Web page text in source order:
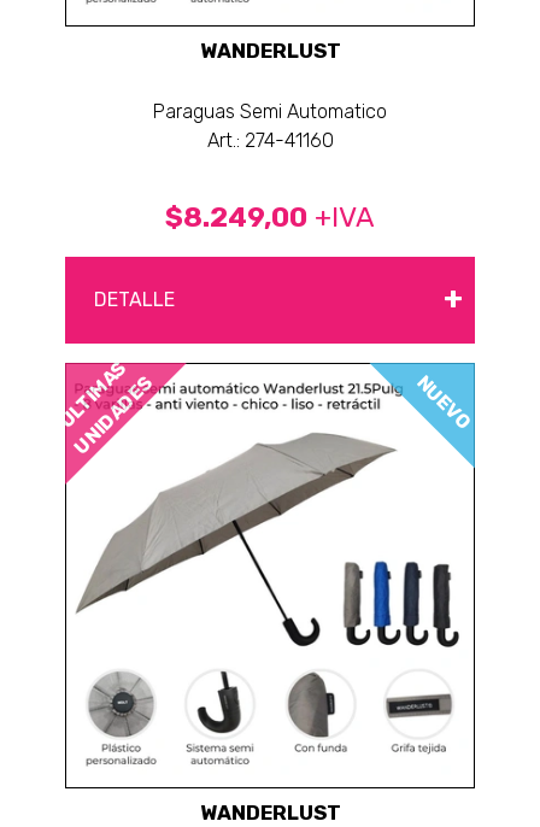
WANDERLUST
Paraguas Semi Automatico
Art.: 274-41160
$8.249,00 +IVA
DETALLE +
ÚLTIMAS
UNIDADES NUEVO
WANDERLUST